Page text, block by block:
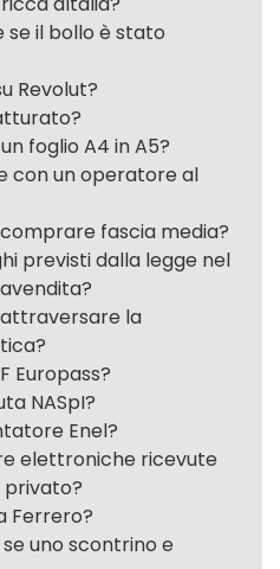
se il bollo è stato
Revolut?
foglio A4 in A5?
con un operatore al
fascia media?
previsti dalla legge nel
la
Europass?
NASpI?
Enel?
elettroniche ricevute
Ferrero?
uno scontrino e